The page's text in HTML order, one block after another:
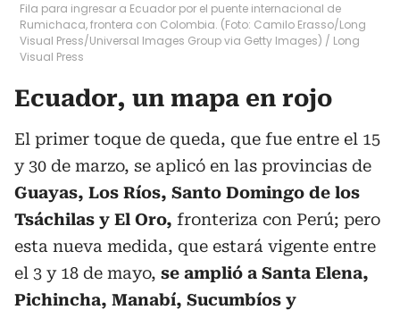
Fila para ingresar a Ecuador por el puente internacional de
Rumichaca, frontera con Colombia. (Foto: Camilo Erasso/Long
Visual Press/Universal Images Group via Getty Images) / Long
Visual Press
Ecuador, un mapa en rojo
El primer toque de queda, que fue entre el 15
y 30 de marzo, se aplicó en las provincias de
Guayas, Los Ríos, Santo Domingo de los
Tsáchilas y El Oro, fronteriza con Perú; pero
esta nueva medida, que estará vigente entre
el 3 y 18 de mayo, se amplió a Santa Elena,
Pichincha, Manabí, Sucumbíos y